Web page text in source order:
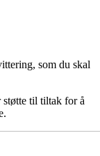
som du skal
støtte til tiltak for å